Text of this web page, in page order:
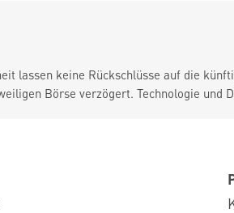
lassen keine Rückschlüsse auf die
Börse verzögert. Technologie und